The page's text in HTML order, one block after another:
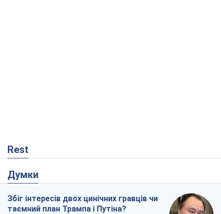
Rest
Думки
Збіг інтересів двох цинічних гравців чи
таємний план Трампа і Путіна?